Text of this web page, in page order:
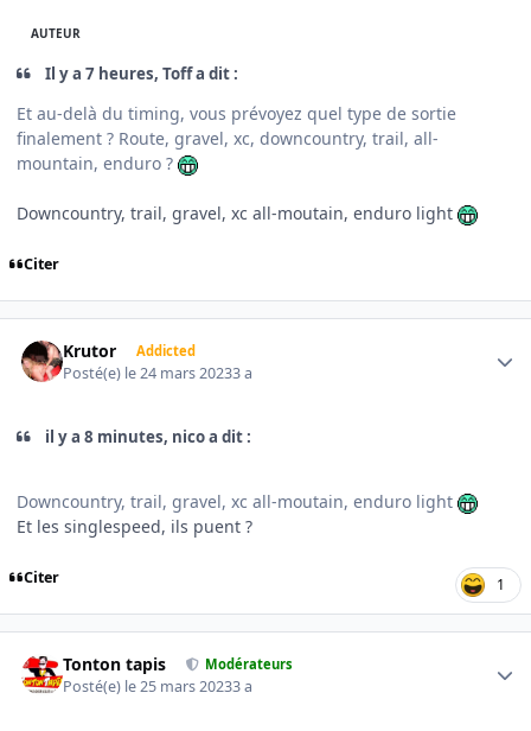
AUTEUR
Il y a 7 heures, Toff a dit :
Et au-delà du timing, vous prévoyez quel type de sortie
finalement ? Route, gravel, xc, downcountry, trail, all-
mountain, enduro ?
Downcountry, trail, gravel, xc all-moutain, enduro light
Citer
Krutor Addicted
Posté(e) le 24 mars 20233 a
il y a 8 minutes, nico a dit :
Downcountry, trail, gravel, xc all-moutain, enduro light
Et les singlespeed, ils puent ?
Citer 1
Tonton tapis Modérateurs
Posté(e) le 25 mars 20233 a